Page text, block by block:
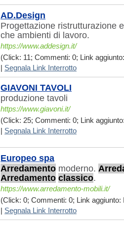
AD.Design
Progettazione ristrutturazione
che ambienti di lavoro.
https://www.addesign.it/
(Click: 11; Commenti: 0; Link
Segnala Link Interrotto
GIAVONI TAVOLI
produzione tavoli
https://www.giavoni.it/
(Click: 25; Commenti: 0; Link
Segnala Link Interrotto
Europeo spa
Arredamento moderno.
Arredamento classico.
https://www.arredamento-mobili.it/
(Click: 0; Commenti: 0; Link aggiunto:
Segnala Link Interrotto